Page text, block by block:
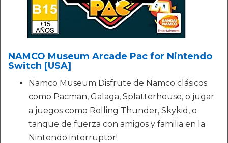
NAMCO Museum Arcade Pac for Nintendo
Switch [USA]
Namco Museum Disfrute de Namco clásicos
como Pacman, Galaga, Splatterhouse, o jugar
a juegos como Rolling Thunder, Skykid, o
tanque de fuerza con amigos y familia en la
Nintendo interruptor!